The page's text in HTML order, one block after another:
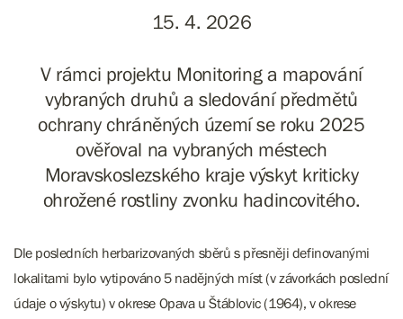
15. 4. 2026
V rámci projektu Monitoring a mapování
vybraných druhů a sledování předmětů
ochrany chráněných území se roku 2025
ověřoval na vybraných méstech
Moravskoslezského kraje výskyt kriticky
ohrožené rostliny zvonku hadincovitého.
Dle posledních herbarizovaných sběrů s přesněji definovanými
lokalitami bylo vytipováno 5 nadějných míst (v závorkách poslední
údaje o výskytu) v okrese Opava u Štáblovic (1964), v okrese